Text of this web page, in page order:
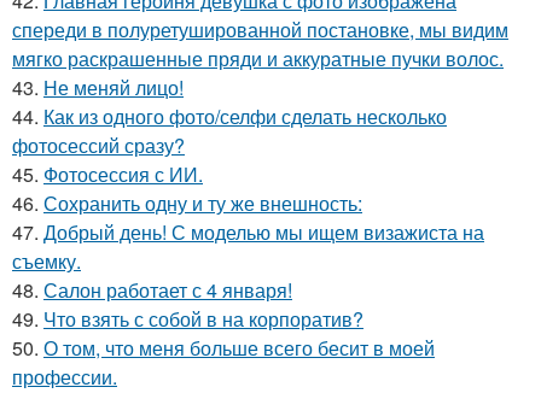
спереди в полуретушированной постановке, мы видим
мягко раскрашенные пряди и аккуратные пучки волос.
43. Не меняй лицо!
44. Как из одного фото/селфи сделать несколько
фотосессий сразу?
45. Фотосессия с ИИ.
46. Сохранить одну и ту же внешность:
47. Добрый день! С моделью мы ищем визажиста на
съемку.
48. Салон работает с 4 января!
49. Что взять с собой в на корпоратив?
50. О том, что меня больше всего бесит в моей
профессии.